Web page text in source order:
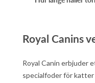
Royal Canins
Royal Canin erbjuder
specialfoder för katter